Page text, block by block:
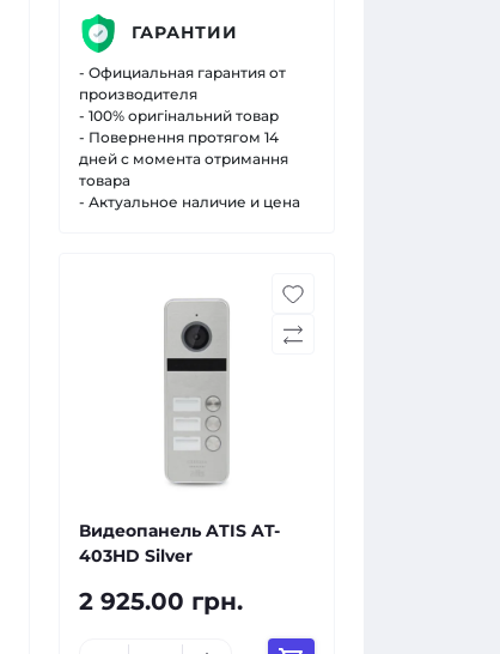
ГАРАНТИИ
- Официальная гарантия от
производителя
- 100% оригінальний товар
- Повернення протягом 14
дней с момента отримання
товара
- Актуальное наличие и цена
Видеопанель ATIS AT-
403HD Silver
2 925.00 грн.